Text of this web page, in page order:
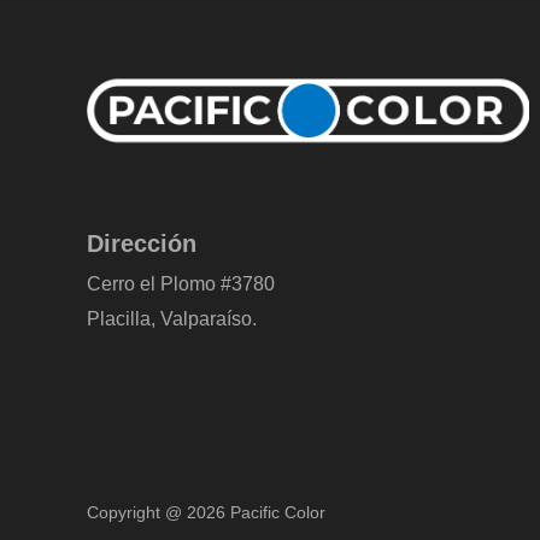
Dirección
Cerro el Plomo #3780
Placilla, Valparaíso.
Copyright @ 2026 Pacific Color